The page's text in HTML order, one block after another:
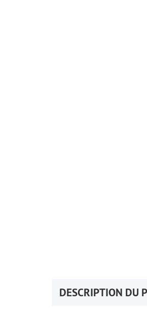
DESCRIPTION DU